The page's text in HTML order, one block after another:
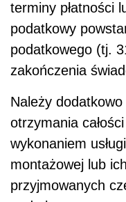
terminy płatności
podatkowy
podatkowego (tj.
zakończenia
Należy
otrzymania
wykonaniem
montażowej lub
przyjmowanych